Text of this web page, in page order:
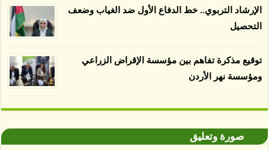
الإرشاد التربوي.. خط الدفاع الأول ضد الغياب وضعف
التحصيل
توقيع مذكرة تفاهم بين مؤسسة الإقراض الزراعي
ومؤسسة نهر الأردن
صورة وتعليق